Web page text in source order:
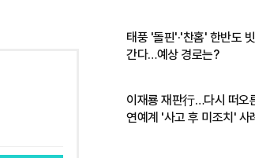
태풍 '돌핀'·'찬홈' 한반도
간다…예상 경로는?
이재룡 재판行…다시 떠오
연예계 '사고 후 미조치' 사